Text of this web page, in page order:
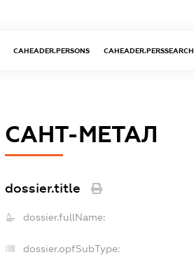
CAHEADER.PERSONS CAHEADER.PERSSEARCH
САНТ-МЕТАЛ
dossier.title
dossier.fullName:
dossier.opfSubType: